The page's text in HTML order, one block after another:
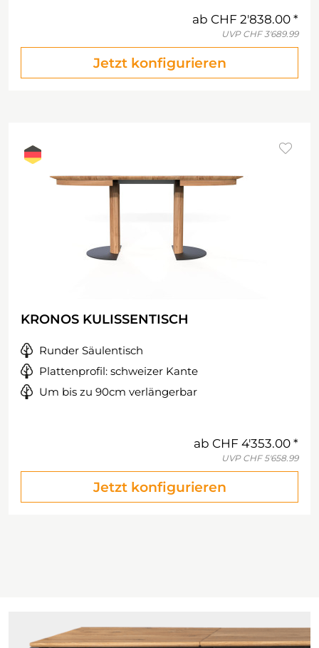
ab CHF 2'838.00
UVP CHF 3'689.99
Jetzt konfigurieren
KRONOS KULISSENTISCH
Runder Säulentisch
Plattenprofil: schweizer Kante
Um bis zu 90cm verlängerbar
ab CHF 4'353.00
UVP CHF 5'658.99
Jetzt konfigurieren